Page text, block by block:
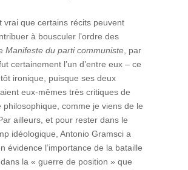
vrai que certains récits peuvent
à bousculer l’ordre des
Manifeste du parti communiste , par
certainement l’un d’entre eux – ce
ironique, puisque ses deux
eux-mêmes très critiques de
philosophique, comme je viens de le
ailleurs, et pour rester dans le
idéologique, Antonio Gramsci a
évidence l’importance de la bataille
la « guerre de position » que